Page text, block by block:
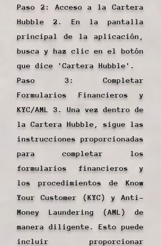
Paso 2: Acceso a la Cartera
Hubble 2. En la pantalla
principal de la aplicación,
busca y haz clic en el botón
que dice 'Cartera Hubble'.
Paso 3: Completar
Formularios Financieros y
KYC/AML 3. Una vez dentro de
la Cartera Hubble, sigue las
instrucciones proporcionadas
para completar los
formularios financieros y
los procedimientos de Know
Your Customer (KYC) y Anti-
Money Laundering (AML) de
manera diligente. Esto puede
incluir proporcionar